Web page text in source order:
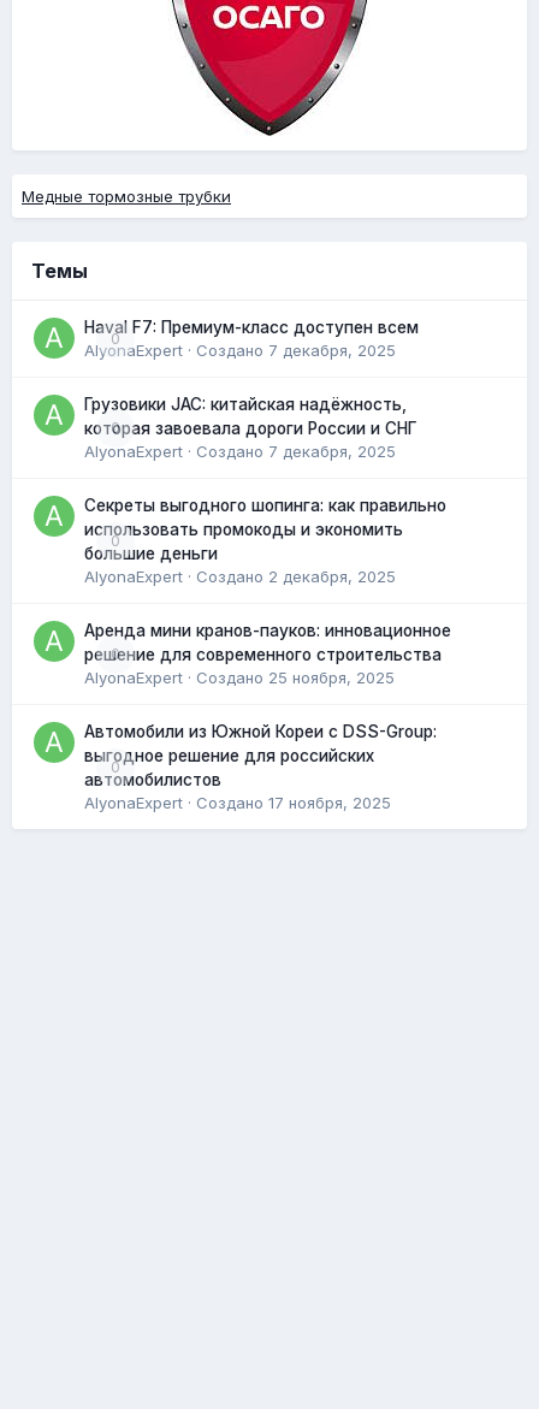
Медные тормозные трубки
Темы
0
Haval F7: Премиум-класс доступен всем
AlyonaExpert · Создано 7 декабря, 2025
0
Грузовики JAC: китайская надёжность,
которая завоевала дороги России и СНГ
AlyonaExpert · Создано 7 декабря, 2025
0
Секреты выгодного шопинга: как правильно
использовать промокоды и экономить
большие деньги
AlyonaExpert · Создано 2 декабря, 2025
0
Аренда мини кранов-пауков: инновационное
решение для современного строительства
AlyonaExpert · Создано 25 ноября, 2025
0
Автомобили из Южной Кореи с DSS-Group:
выгодное решение для российских
автомобилистов
AlyonaExpert · Создано 17 ноября, 2025